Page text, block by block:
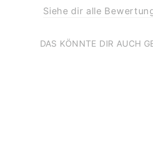
Siehe dir alle
DAS KÖNNTE DIR AUCH